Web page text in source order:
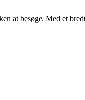
besøge. Med et